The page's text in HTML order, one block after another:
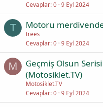
Cevaplar 0 9 Eyl 2024
T Motoru
trees
Cevaplar 0 9 Eyl 2024
M
Geçmiş Olsun
(Motosiklet.TV)
Motosiklet.TV
Cevaplar 0 9 Eyl 2024